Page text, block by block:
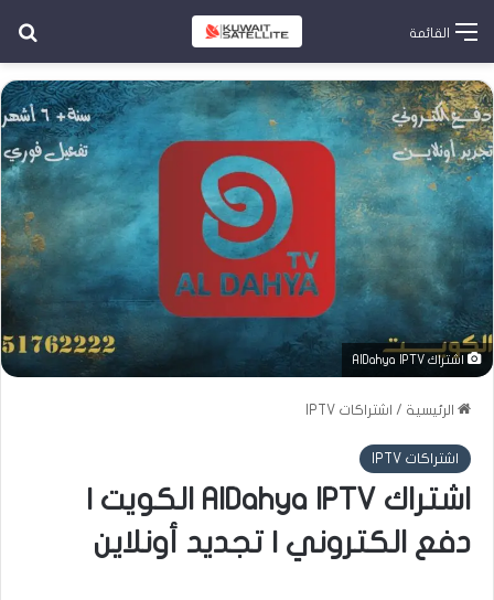
القائمة
اشتراك AlDahya IPTV
الرئيسية / اشتراكات IPTV
اشتراكات IPTV
اشتراك AlDahya IPTV الكويت |
دفع الكتروني | تجديد أونلاين